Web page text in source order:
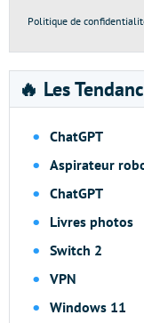
Politique de
🔥 Les
ChatGPT
Aspirateur
ChatGPT
Livres photos
Switch 2
VPN
Windows 11